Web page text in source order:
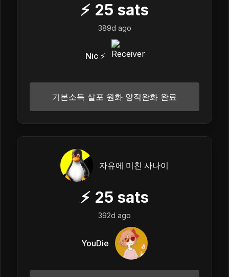
⚡ 25 sats
389d ago
Nic ⚡
기본소득 살포 원화 양적완화 완료
자유에 미친 사나이
⚡ 25 sats
392d ago
YouDie